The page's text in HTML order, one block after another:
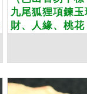
九尾狐狸項鍊
財、人緣、桃
狸，FX038。
石狐狸吊墜玉